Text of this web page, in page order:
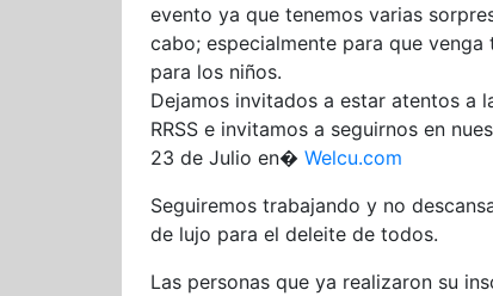
evento ya que tenemos varias
cabo; especialmente para que
para los niños.
Dejamos invitados a estar atentos a
RRSS e invitamos a seguirnos en
23 de Julio en� Welcu.com
Seguiremos trabajando y no
de lujo para el deleite de todos.
Las personas que ya realizaron su